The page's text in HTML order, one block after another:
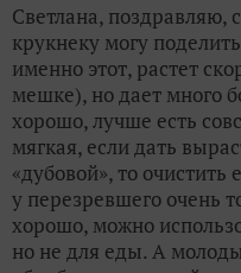
Светлана, поздравляю,
крукнеку могу
именно этот, растет
мешке), но дает много
хорошо, лучше есть
мягкая, если дать
«дубовой», то
у перезревшего очень
хорошо, можно
но не для еды. А